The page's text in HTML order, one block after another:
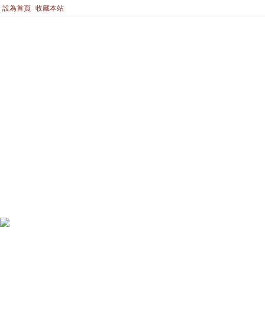
設為首頁 收藏本站